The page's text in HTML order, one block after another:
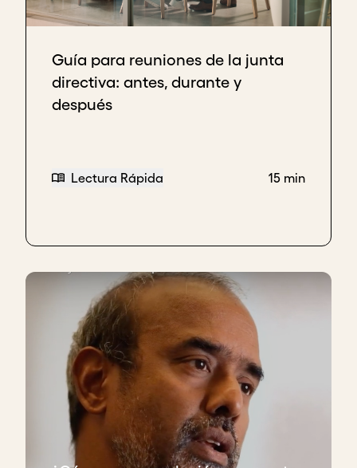
Guía para reuniones de la junta
directiva: antes, durante y
después
Lectura Rápida 15 min